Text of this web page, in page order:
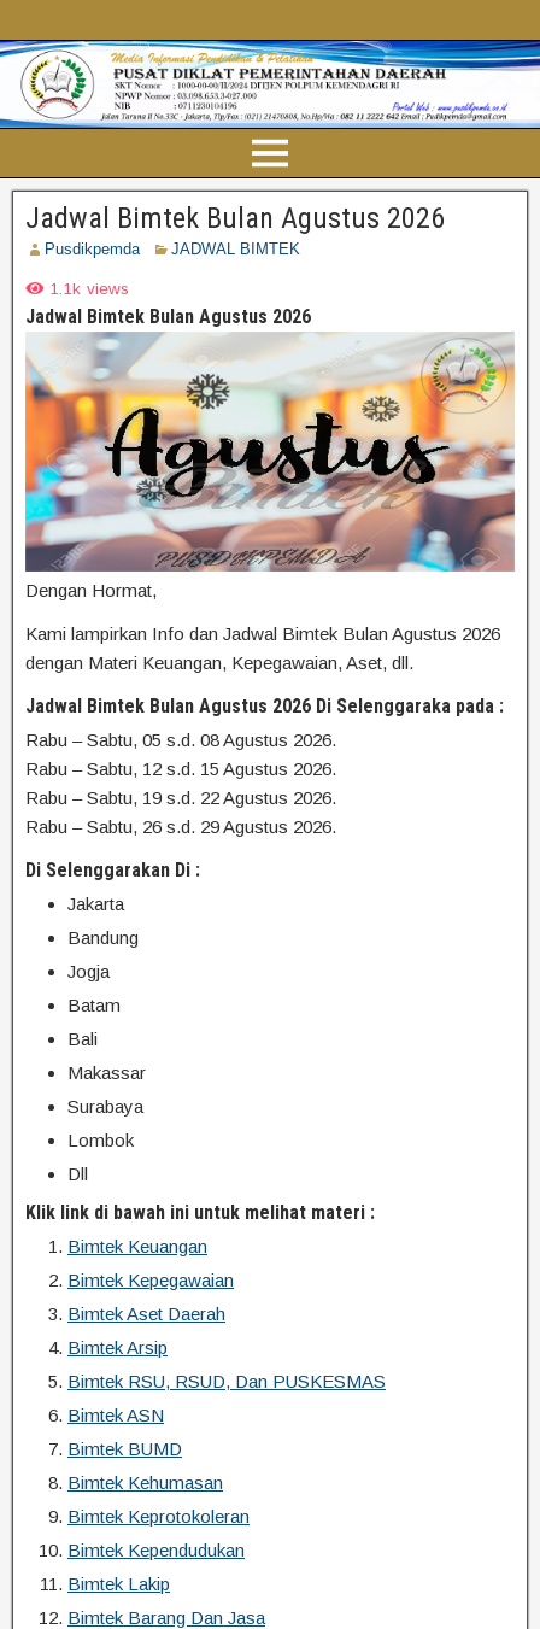
Jadwal Bimtek Bulan Agustus 2026
Pusdikpemda JADWAL BIMTEK
1.1k views
Jadwal Bimtek Bulan Agustus 2026
Dengan Hormat,
Kami lampirkan Info dan Jadwal Bimtek Bulan Agustus 2026
dengan Materi Keuangan, Kepegawaian, Aset, dll.
Jadwal Bimtek Bulan Agustus 2026 Di Selenggaraka pada :
Rabu – Sabtu, 05 s.d. 08 Agustus 2026.
Rabu – Sabtu, 12 s.d. 15 Agustus 2026.
Rabu – Sabtu, 19 s.d. 22 Agustus 2026.
Rabu – Sabtu, 26 s.d. 29 Agustus 2026.
Di Selenggarakan Di :
Jakarta
Bandung
Jogja
Batam
Bali
Makassar
Surabaya
Lombok
Dll
Klik link di bawah ini untuk melihat materi :
Bimtek Keuangan
Bimtek Kepegawaian
Bimtek Aset Daerah
Bimtek Arsip
Bimtek RSU, RSUD, Dan PUSKESMAS
Bimtek ASN
Bimtek BUMD
Bimtek Kehumasan
Bimtek Keprotokoleran
Bimtek Kependudukan
Bimtek Lakip
Bimtek Barang Dan Jasa